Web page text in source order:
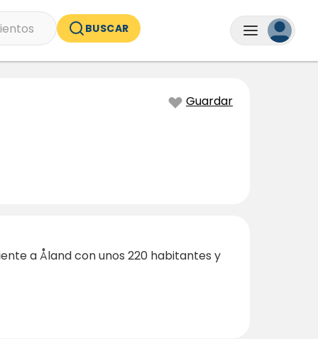
BUSCAR
Guardar
a Åland con unos 220 habitantes y